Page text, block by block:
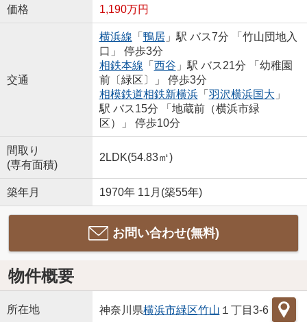
価格 1,190万円
交通
横浜線 「 鴨居」駅 バス7分 「竹山団地入
口」 停歩3分
相鉄本線 「 西谷 」駅 バス21分 「幼稚園
前〔緑区〕」 停歩3分
相模鉄道相鉄新横浜「 羽沢横浜国大 」
駅 バス15分 「地蔵前（横浜市緑
区）」 停歩10分
間取り
(専有面積)
2LDK(54.83㎡)
築年月 1970年 11月(築55年)
お問い合わせ(無料)
物件概要
所在地 神奈川県横浜市緑区竹山 １丁目3-6